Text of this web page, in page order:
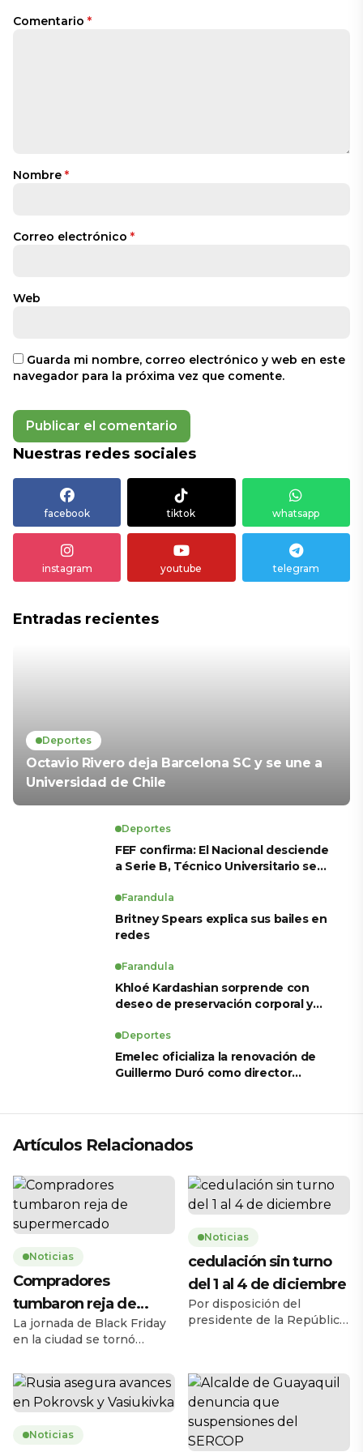
Comentario *
Nombre *
Correo electrónico *
Web
Guarda mi nombre, correo electrónico y web en este
navegador para la próxima vez que comente.
Nuestras redes sociales
facebook tiktok whatsapp
instagram youtube telegram
Entradas recientes
Deportes
Octavio Rivero deja Barcelona SC y se une a
Universidad de Chile
Deportes
FEF confirma: El Nacional desciende
a Serie B, Técnico Universitario se
para LigaPro 2026
Farandula
Britney Spears explica sus bailes en
redes
Farandula
Khloé Kardashian sorprende con
deseo de preservación corporal y
Deportes
Emelec oficializa la renovación de
Guillermo Duró como director
Artículos Relacionados
Noticias
Compradores
tumbaron reja de
supermercado
La jornada de Black Friday
en la ciudad se tornó
jueves 27 de noviembre,
cuando una multitud de
personas tumbó la reja de
en la avenida Carlos Julio
Noticias
cedulación sin turno
del 1 al 4 de diciembre
Por disposición del
presidente de la República,
cedulación sin turno entre
el lunes 1 y el jueves 4 de
diciembre de 2025, en
horario de 08h00 a 17h00,
Noticias